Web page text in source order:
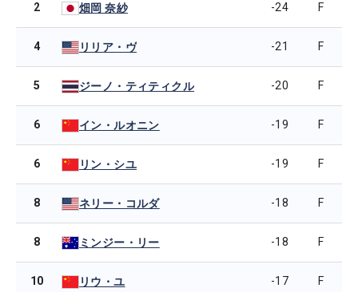
2 畑岡 奈紗 -24 F
4 リリア・ヴ -21 F
5 ジーノ・ティティクル -20 F
6 イン・ルオニン -19 F
6 リン・シユ -19 F
8 ネリー・コルダ -18 F
8 ミンジー・リー -18 F
10 リウ・ユ -17 F